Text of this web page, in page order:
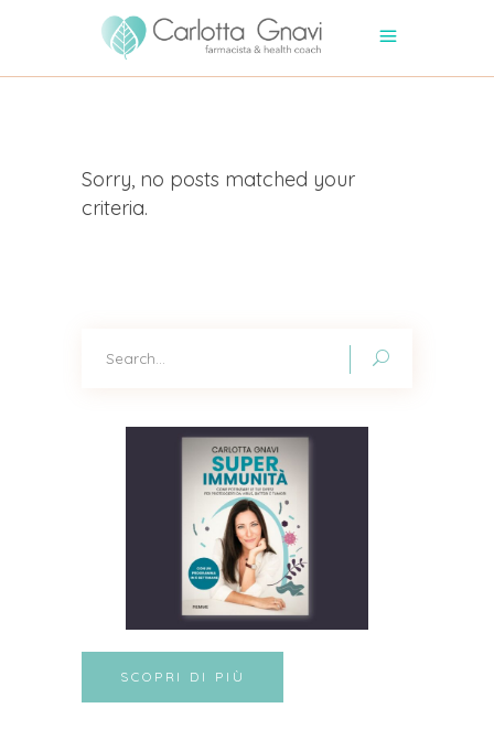
Sorry, no posts matched your
criteria.
for:
SCOPRI DI PIÙ